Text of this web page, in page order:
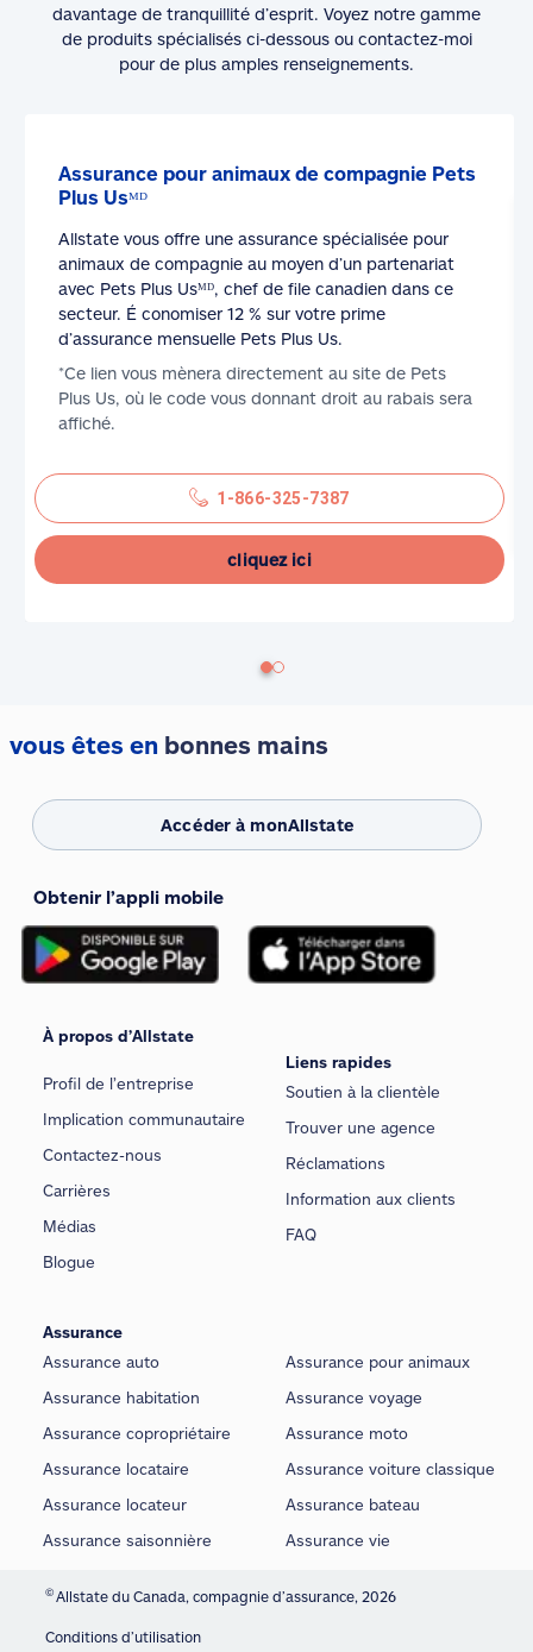
davantage de tranquillité d’esprit. Voyez notre gamme
de produits spécialisés ci-dessous ou contactez-moi
pour de plus amples renseignements.
Assurance pour animaux de compagnie Pets
Plus Usᴹᴰ
Allstate vous offre une assurance spécialisée pour
animaux de compagnie au moyen d’un partenariat
avec Pets Plus Usᴹᴰ, chef de file canadien dans ce
secteur. É conomiser 12 % sur votre prime
d’assurance mensuelle Pets Plus Us.
*Ce lien vous mènera directement au site de Pets
Plus Us, où le code vous donnant droit au rabais sera
affiché.
1-866-325-7387
cliquez ici
vous êtes en bonnes mains
Accéder à monAllstate
Obtenir l’appli mobile
À propos d’Allstate
Profil de l’entreprise
Implication communautaire
Contactez-nous
Carrières
Médias
Blogue
Liens rapides
Soutien à la clientèle
Trouver une agence
Réclamations
Information aux clients
FAQ
Assurance
Assurance auto
Assurance habitation
Assurance copropriétaire
Assurance locataire
Assurance locateur
Assurance saisonnière
Assurance pour animaux
Assurance voyage
Assurance moto
Assurance voiture classique
Assurance bateau
Assurance vie
©Allstate du Canada, compagnie d’assurance, 2026
Conditions d’utilisation